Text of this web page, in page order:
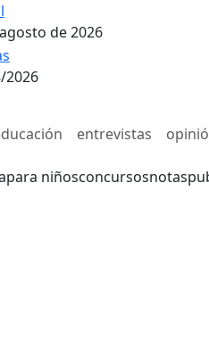
de 2026
2026
entrevistas
para niñosconcursosnotas